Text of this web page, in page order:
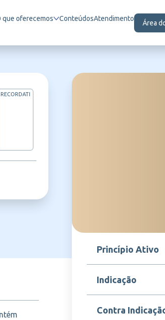
que oferecemos ConteúdosAtendimento
Área
RECORDATI
Princípio Ativo
Ibuprofeno
Indicação
Neoprofen é indicado
controle da febre e
Contra